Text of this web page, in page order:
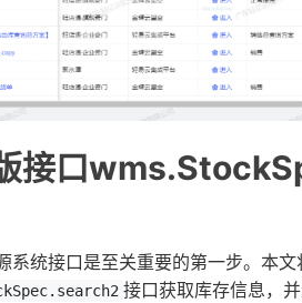
接口
系统接口是至关重要的第一步。本
接口获取库存信息，